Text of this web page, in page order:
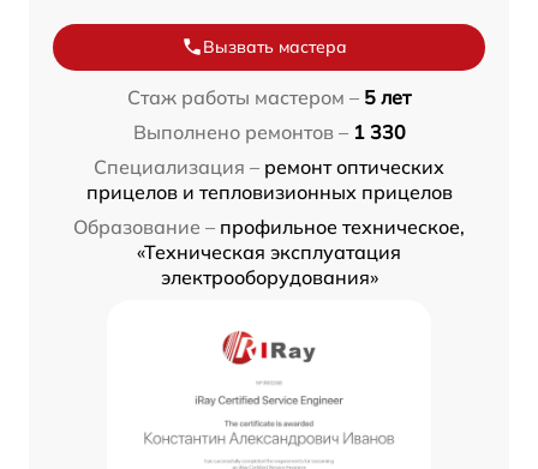
Вызвать мастера
Стаж работы мастером – 5 лет
Выполнено ремонтов – 1 330
Специализация – ремонт оптических
прицелов и тепловизионных прицелов
Образование – профильное техническое,
«Техническая эксплуатация
электрооборудования»